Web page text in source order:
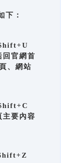
下：
官網首
、網站
要內容